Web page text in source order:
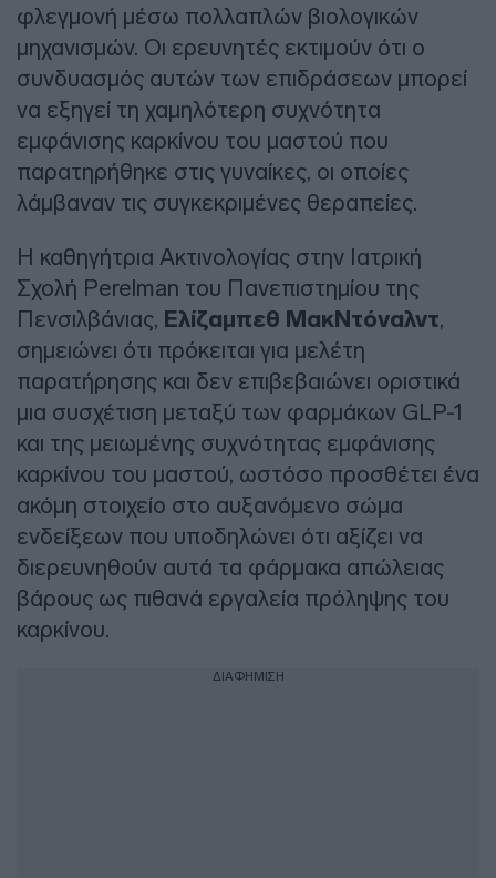
φλεγμονή μέσω πολλαπλών βιολογικών
μηχανισμών. Οι ερευνητές εκτιμούν ότι ο
συνδυασμός αυτών των επιδράσεων μπορεί
να εξηγεί τη χαμηλότερη συχνότητα
εμφάνισης καρκίνου του μαστού που
παρατηρήθηκε στις γυναίκες, οι οποίες
λάμβαναν τις συγκεκριμένες θεραπείες.
Η καθηγήτρια Ακτινολογίας στην Ιατρική
Σχολή Perelman του Πανεπιστημίου της
Πενσιλβάνιας, Ελίζαμπεθ ΜακΝτόναλντ,
σημειώνει ότι πρόκειται για μελέτη
παρατήρησης και δεν επιβεβαιώνει οριστικά
μια συσχέτιση μεταξύ των φαρμάκων GLP-1
και της μειωμένης συχνότητας εμφάνισης
καρκίνου του μαστού, ωστόσο προσθέτει ένα
ακόμη στοιχείο στο αυξανόμενο σώμα
ενδείξεων που υποδηλώνει ότι αξίζει να
διερευνηθούν αυτά τα φάρμακα απώλειας
βάρους ως πιθανά εργαλεία πρόληψης του
καρκίνου.
ΔΙΑΦΗΜΙΣΗ